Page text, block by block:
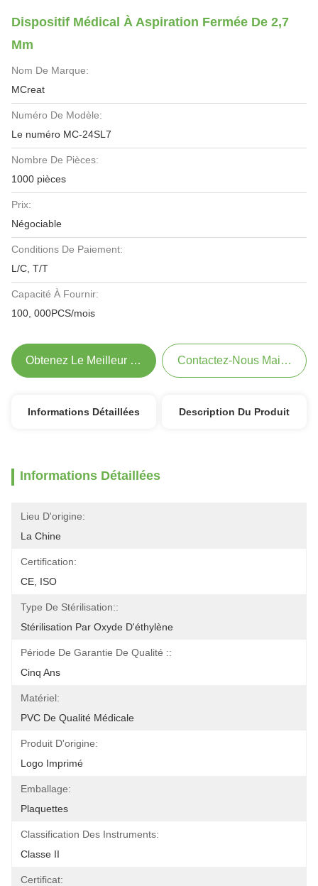
Dispositif Médical À Aspiration Fermée De 2,7
Mm
Nom De Marque:
MCreat
Numéro De Modèle:
Le numéro MC-24SL7
Nombre De Pièces:
1000 pièces
Prix:
Négociable
Conditions De Paiement:
L/C, T/T
Capacité À Fournir:
100, 000PCS/mois
Obtenez Le Meilleur Prix Contactez-Nous Maintenant
Informations Détaillées Description Du Produit
Informations Détaillées
Lieu D'origine:
La Chine
Certification:
CE, ISO
Type De Stérilisation::
Stérilisation Par Oxyde D'éthylène
Période De Garantie De Qualité ::
Cinq Ans
Matériel:
PVC De Qualité Médicale
Produit D'origine:
Logo Imprimé
Emballage:
Plaquettes
Classification Des Instruments:
Classe II
Certificat: